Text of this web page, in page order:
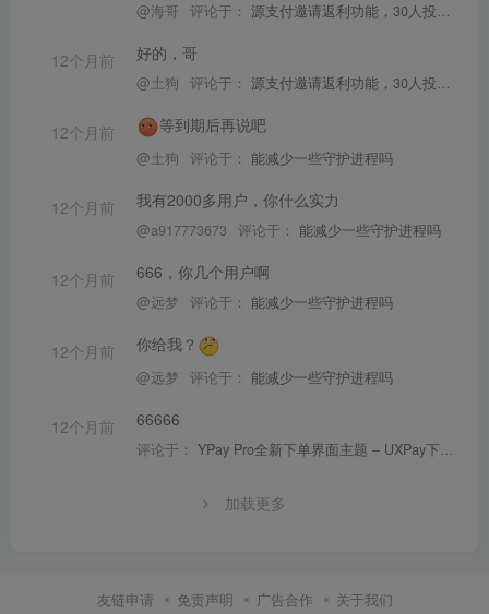
@海哥 评论于： 源支付邀请返利功能，30人投票就更新
12个月前 好的，哥
@土狗 评论于： 源支付邀请返利功能，30人投票就更新
12个月前 等到期后再说吧
@土狗 评论于： 能减少一些守护进程吗
12个月前 我有2000多用户，你什么实力
@a917773673 评论于： 能减少一些守护进程吗
12个月前 666，你几个用户啊
@远梦 评论于： 能减少一些守护进程吗
12个月前 你给我？
@远梦 评论于： 能减少一些守护进程吗
12个月前 66666
评论于： YPay Pro全新下单界面主题 – UXPay下单界面主题V1.0.0免费获取
加载更多
友链申请 免责声明 广告合作 关于我们